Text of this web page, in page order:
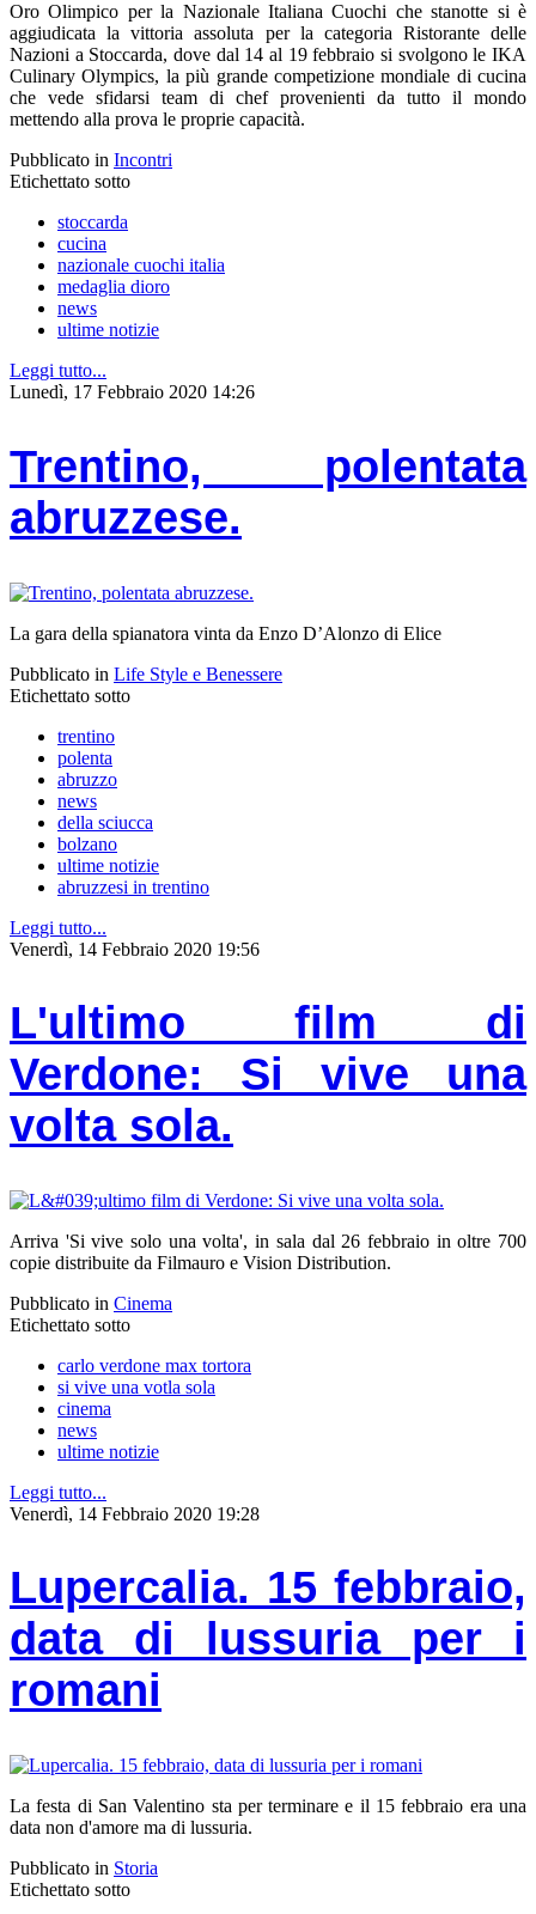
Oro Olimpico per la Nazionale Italiana Cuochi che stanotte si è
aggiudicata la vittoria assoluta per la categoria Ristorante delle
Nazioni a Stoccarda, dove dal 14 al 19 febbraio si svolgono le IKA
Culinary Olympics, la più grande competizione mondiale di cucina
che vede sfidarsi team di chef provenienti da tutto il mondo
mettendo alla prova le proprie capacità.
Pubblicato in Incontri
Etichettato sotto
stoccarda
cucina
nazionale cuochi italia
medaglia dioro
news
ultime notizie
Leggi tutto...
Lunedì, 17 Febbraio 2020 14:26
Trentino, polentata
abruzzese.
La gara della spianatora vinta da Enzo D’Alonzo di Elice
Pubblicato in Life Style e Benessere
Etichettato sotto
trentino
polenta
abruzzo
news
della sciucca
bolzano
ultime notizie
abruzzesi in trentino
Leggi tutto...
Venerdì, 14 Febbraio 2020 19:56
L'ultimo film di
Verdone: Si vive una
volta sola.
Arriva 'Si vive solo una volta', in sala dal 26 febbraio in oltre 700
copie distribuite da Filmauro e Vision Distribution.
Pubblicato in Cinema
Etichettato sotto
carlo verdone max tortora
si vive una votla sola
cinema
news
ultime notizie
Leggi tutto...
Venerdì, 14 Febbraio 2020 19:28
Lupercalia. 15 febbraio,
data di lussuria per i
romani
La festa di San Valentino sta per terminare e il 15 febbraio era una
data non d'amore ma di lussuria.
Pubblicato in Storia
Etichettato sotto